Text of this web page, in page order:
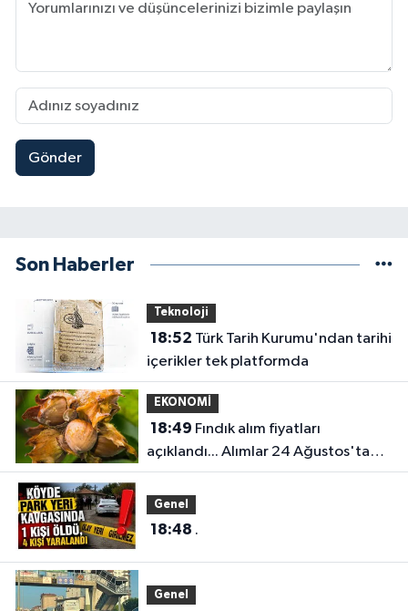
Gönder
Son Haberler
Teknoloji
18:52
içerikler tek platformda
EKONOMİ
18:49
açıklandı... Alımlar 24 Ağustos'ta
başlıyor
Genel
18:48 .
Genel